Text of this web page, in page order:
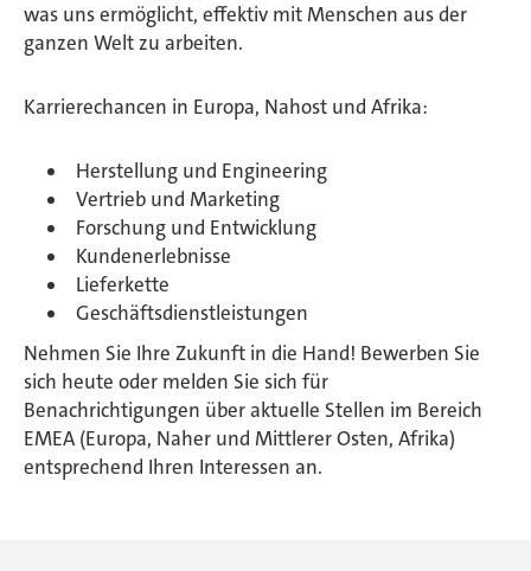
was uns ermöglicht, effektiv mit Menschen aus der
ganzen Welt zu arbeiten.
Karrierechancen in Europa, Nahost und Afrika:
Herstellung und Engineering
Vertrieb und Marketing
Forschung und Entwicklung
Kundenerlebnisse
Lieferkette
Geschäftsdienstleistungen
Nehmen Sie Ihre Zukunft in die Hand! Bewerben Sie
sich heute oder melden Sie sich für
Benachrichtigungen über aktuelle Stellen im Bereich
EMEA (Europa, Naher und Mittlerer Osten, Afrika)
entsprechend Ihren Interessen an.